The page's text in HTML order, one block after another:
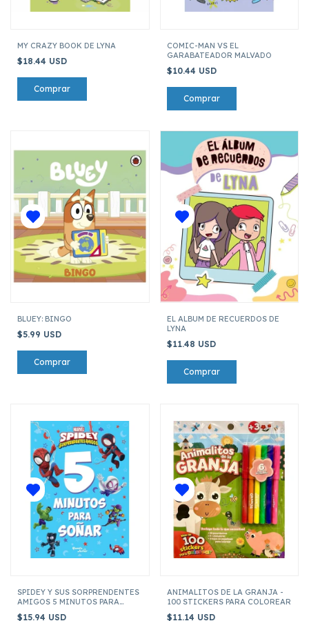
MY CRAZY BOOK DE LYNA
$18.44 USD
COMIC-MAN VS EL
GARABATEADOR MALVADO
$10.44 USD
BLUEY: BINGO
$5.99 USD
EL ALBUM DE RECUERDOS DE
LYNA
$11.48 USD
SPIDEY Y SUS SORPRENDENTES
AMIGOS 5 MINUTOS PARA
$15.94 USD
ANIMALITOS DE LA GRANJA -
100 STICKERS PARA COLOREAR
$11.14 USD